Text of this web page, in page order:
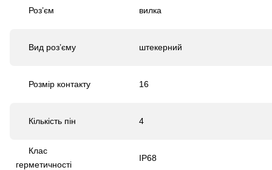
Роз’єм вилка
Вид роз’єму штекерний
Розмір контакту 16
Кількість пін 4
Клас
герметичності
IP68